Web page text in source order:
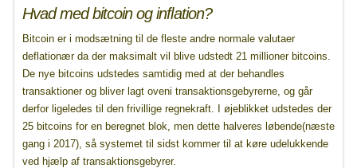
Hvad med bitcoin og inflation?
Bitcoin er i modsætning til de fleste andre normale valutaer
deflationær da der maksimalt vil blive udstedt 21 millioner bitcoins.
De nye bitcoins udstedes samtidig med at der behandles
transaktioner og bliver lagt oveni transaktionsgebyrerne, og går
derfor ligeledes til den frivillige regnekraft. I øjeblikket udstedes der
25 bitcoins for en beregnet blok, men dette halveres løbende(næste
gang i 2017), så systemet til sidst kommer til at køre udelukkende
ved hjælp af transaktionsgebyrer.